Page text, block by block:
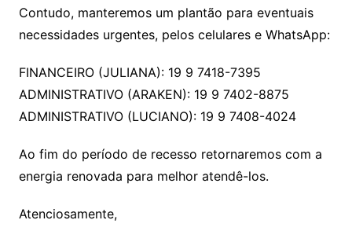
Contudo, manteremos um plantão para eventuais
necessidades urgentes, pelos celulares e WhatsApp:
FINANCEIRO (JULIANA): 19 9 7418-7395
ADMINISTRATIVO (ARAKEN): 19 9 7402-8875
ADMINISTRATIVO (LUCIANO): 19 9 7408-4024
Ao fim do período de recesso retornaremos com a
energia renovada para melhor atendê-los.
Atenciosamente,